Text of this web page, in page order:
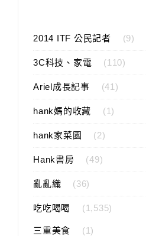
2014 ITF 公民記者 (9)
3C科技、家電 (110)
Ariel成長記事 (41)
hank媽的收藏 (1)
hank家菜園 (2)
Hank書房 (49)
亂亂織 (36)
吃吃喝喝 (1,535)
三重美食 (1)